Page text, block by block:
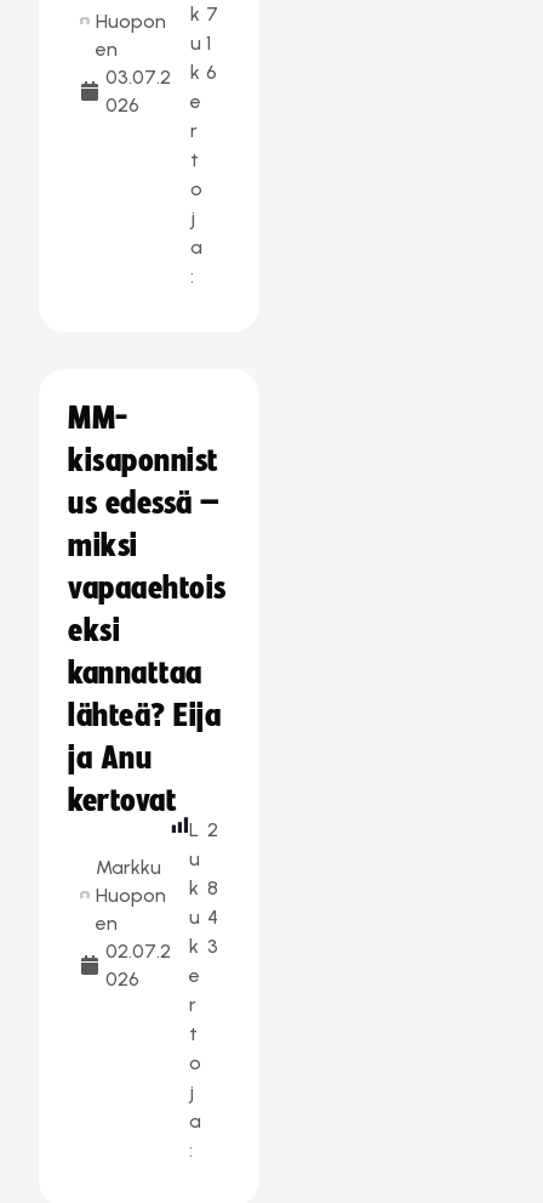
Huopon
en
03.07.2
026
k
u
k
e
r
t
o
j
a
:
7
1
6
MM-
kisaponnist
us edessä –
miksi
vapaaehtois
eksi
kannattaa
lähteä? Eija
ja Anu
kertovat
Markku
Huopon
en
02.07.2
026
L
u
k
u
k
e
r
t
o
j
a
:
2
8
4
3